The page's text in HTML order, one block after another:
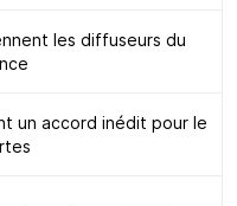
les diffuseurs du
un accord inédit pour le